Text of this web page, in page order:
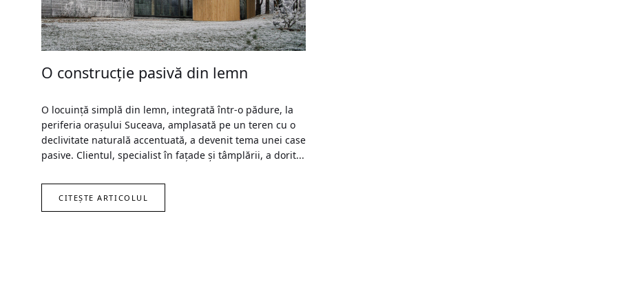
O construcție pasivă din lemn
O locuință simplă din lemn, integrată într-o pădure, la
periferia orașului Suceava, amplasată pe un teren cu o
declivitate naturală accentuată, a devenit tema unei case
pasive. Clientul, specialist în fațade și tâmplării, a dorit...
CITEȘTE ARTICOLUL